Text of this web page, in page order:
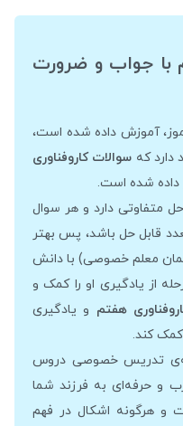
با جواب و ضرورت
آموزش داده شده است،
دارد که سوالات کاروفناوری
داده شده است.
متفاوتی دارد و هر سوال
قابل حل باشد، پس بهتر
معلم خصوصی) با دانش
از یادگیری او را کمک و
هفتم و یادگیری
کند.
تدریس خصوصی دروس
و حرفه‌ای به فرزند شما
و هرگونه اشکال در فهم